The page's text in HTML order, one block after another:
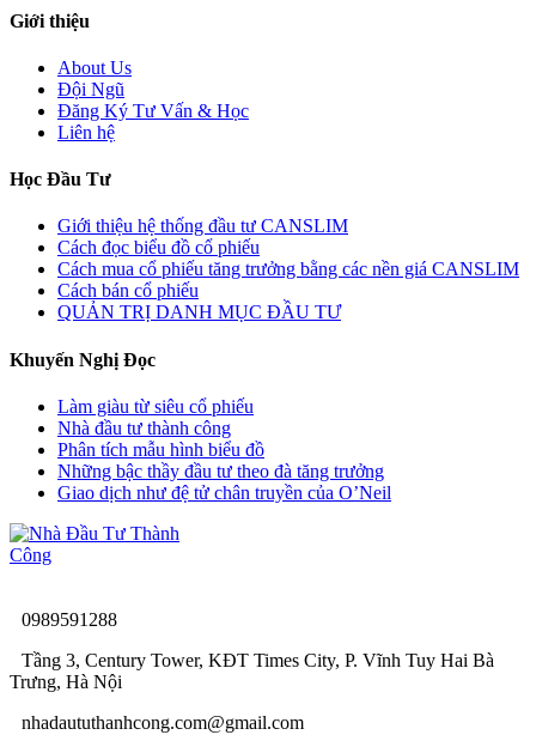
Giới thiệu
About Us
Đội Ngũ
Đăng Ký Tư Vấn & Học
Liên hệ
Học Đầu Tư
Giới thiệu hệ thống đầu tư CANSLIM
Cách đọc biểu đồ cổ phiếu
Cách mua cổ phiếu tăng trưởng bằng các nền giá CANSLIM
Cách bán cổ phiếu
QUẢN TRỊ DANH MỤC ĐẦU TƯ
Khuyến Nghị Đọc
Làm giàu từ siêu cổ phiếu
Nhà đầu tư thành công
Phân tích mẫu hình biểu đồ
Những bậc thầy đầu tư theo đà tăng trưởng
Giao dịch như đệ tử chân truyền của O’Neil
0989591288
Tầng 3, Century Tower, KĐT Times City, P. Vĩnh Tuy Hai Bà
Trưng, Hà Nội
nhadaututhanhcong.com@gmail.com